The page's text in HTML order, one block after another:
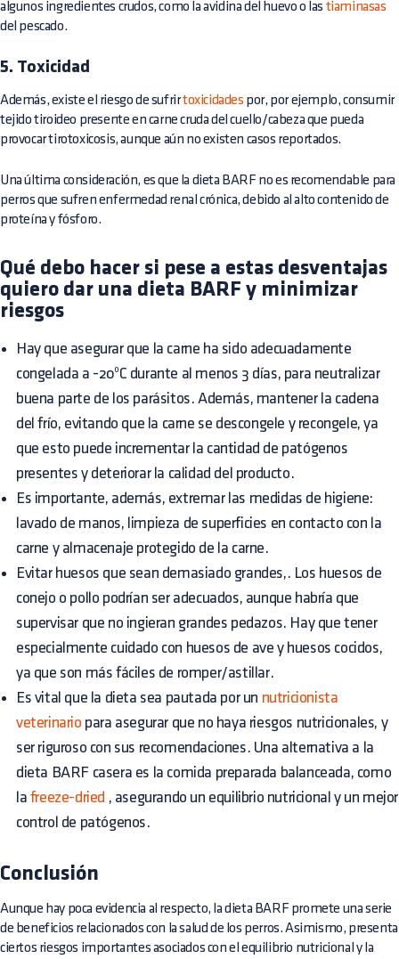
algunos ingredientes crudos, como la avidina del huevo o las tiaminasas
del pescado.
5. Toxicidad
Además, existe el riesgo de sufrirtoxicidades por, por ejemplo, consumir
tejido tiroideo presente en carne cruda del cuello/cabeza que pueda
provocar tirotoxicosis, aunque aún no existen casos reportados.
Una última consideración, es que la dieta BARF no es recomendable para
perros que sufren enfermedad renal crónica, debido al alto contenido de
proteína y fósforo.
Qué debo hacer si pese a estas desventajas
quiero dar una dieta BARF y minimizar
riesgos
Hay que asegurar que la carne ha sido adecuadamente
congelada a -20ºC durante al menos 3 días, para neutralizar
buena parte de los parásitos. Además, mantener la cadena
del frío, evitando que la carne se descongele y recongele, ya
que esto puede incrementar la cantidad de patógenos
presentes y deteriorar la calidad del producto.
Es importante, además, extremar las medidas de higiene:
lavado de manos, limpieza de superficies en contacto con la
carne y almacenaje protegido de la carne.
Evitar huesos que sean demasiado grandes,. Los huesos de
conejo o pollo podrían ser adecuados, aunque habría que
supervisar que no ingieran grandes pedazos. Hay que tener
especialmente cuidado con huesos de ave y huesos cocidos,
ya que son más fáciles de romper/astillar.
Es vital que la dieta sea pautada por un nutricionista
veterinario para asegurar que no haya riesgos nutricionales, y
ser riguroso con sus recomendaciones. Una alternativa a la
dieta BARF casera es la comida preparada balanceada, como
la freeze-dried , asegurando un equilibrio nutricional y un mejor
control de patógenos.
Conclusión
Aunque hay poca evidencia al respecto, la dieta BARF promete una serie
de beneficios relacionados con la salud de los perros. Asimismo, presenta
ciertos riesgos importantes asociados con el equilibrio nutricional y la